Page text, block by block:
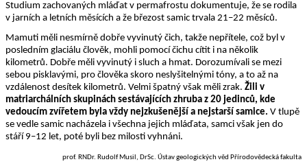
Studium zachovaných mláďat v permafrostu dokumentuje, že se rodila
v jarních a letních měsících a že březost samic trvala 21–22 měsíců.
Mamuti měli nesmírně dobře vyvinutý čich, takže nepřítele, což byl v
posled­ním glaciálu člověk, mohli pomocí čichu cítit i na několik
kilometrů. Dobře měli vyvinutý i sluch a hmat. Dorozumívali se mezi
sebou pisklavými, pro člově­ka skoro neslyšitelnými tóny, a to až na
vzdálenost desítek kilometrů. Velmi špatný však měli zrak. Žili v
matriarchál­ních skupinách sestávajících zhruba z 20 jedinců, kde
vedoucím zvířetem byla vždy nejzkušenější a nejstarší sa­mice. V tlupě
se vedle samic nacházela i všechna jejich mláďata, samci však jen do
stáří 9–12 let, poté byli bez milosti vyhnáni.
prof. RNDr. Rudolf Musil, DrSc. Ústav geologických věd Přírodovědecká fakulta